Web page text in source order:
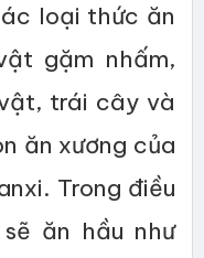
loại thức ăn
gặm nhấm,
trái cây và
ăn xương của
Trong điều
ăn hầu như